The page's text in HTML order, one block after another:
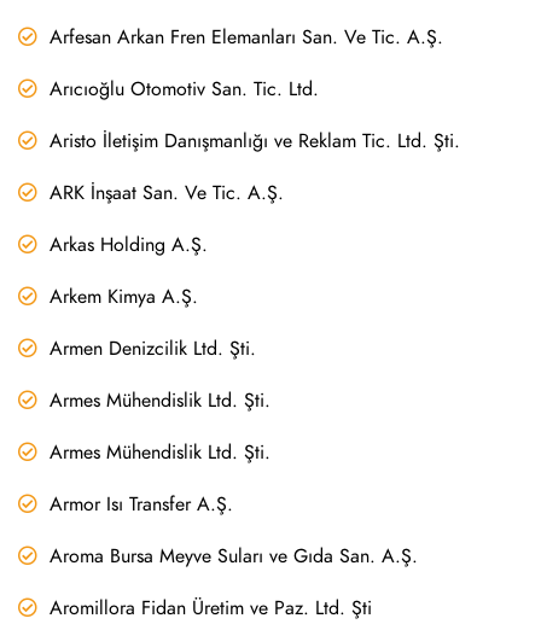
Arfesan Arkan Fren Elemanları San. Ve Tic. A.Ş.
Arıcıoğlu Otomotiv San. Tic. Ltd.
Aristo İletişim Danışmanlığı ve Reklam Tic. Ltd. Şti.
ARK İnşaat San. Ve Tic. A.Ş.
Arkas Holding A.Ş.
Arkem Kimya A.Ş.
Armen Denizcilik Ltd. Şti.
Armes Mühendislik Ltd. Şti.
Armes Mühendislik Ltd. Şti.
Armor Isı Transfer A.Ş.
Aroma Bursa Meyve Suları ve Gıda San. A.Ş.
Aromillora Fidan Üretim ve Paz. Ltd. Şti